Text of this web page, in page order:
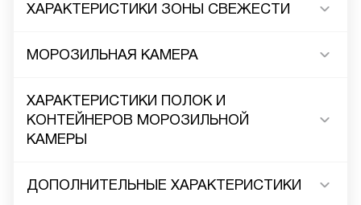
ХАРАКТЕРИСТИКИ ЗОНЫ СВЕЖЕСТИ
МОРОЗИЛЬНАЯ КАМЕРА
ХАРАКТЕРИСТИКИ ПОЛОК И
КОНТЕЙНЕРОВ МОРОЗИЛЬНОЙ
КАМЕРЫ
ДОПОЛНИТЕЛЬНЫЕ ХАРАКТЕРИСТИКИ